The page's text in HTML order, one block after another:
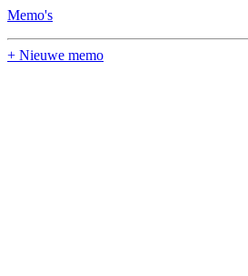
Memo's
+ Nieuwe memo